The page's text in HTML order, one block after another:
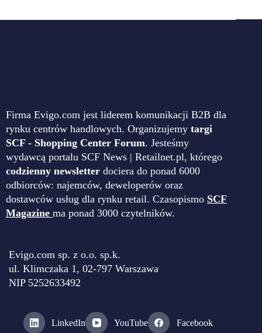
Firma Evigo.com jest liderem komunikacji B2B dla
rynku centrów handlowych. Organizujemy targi
SCF - Shopping Center Forum. Jesteśmy
wydawcą portalu SCF News | Retailnet.pl, którego
codzienny newsletter dociera do ponad 6000
odbiorców: najemców, deweloperów oraz
dostawców usług dla rynku retail. Czasopismo SCF
Magazine ma ponad 3000 czytelników.
Evigo.com sp. z o.o. sp.k.
ul. Klimczaka 1, 02-797 Warszawa
NIP 5252633492
LinkedIn YouTube Facebook